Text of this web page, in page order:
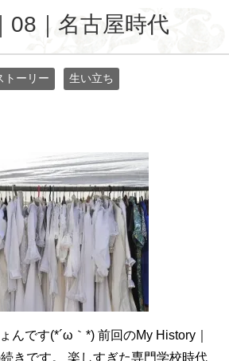
08｜名古屋時代
トーリー 生い立ち
んです(*´ω｀*) 前回のMy History｜
きです。 楽しすぎた専門学校時代